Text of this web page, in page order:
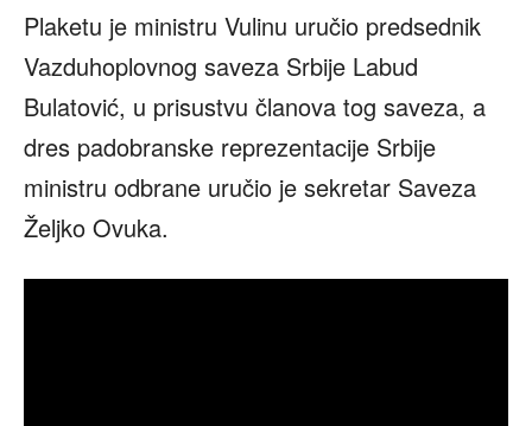
Plaketu je ministru Vulinu uručio predsednik
Vazduhoplovnog saveza Srbije Labud
Bulatović, u prisustvu članova tog saveza, a
dres padobranske reprezentacije Srbije
ministru odbrane uručio je sekretar Saveza
Željko Ovuka.